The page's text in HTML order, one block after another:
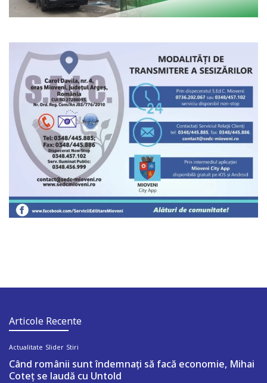
Articole Recente
Actualitate Slider Stiri
Când românii sunt îndemnați să facă economie, Mihai
Coteț se laudă cu Untold